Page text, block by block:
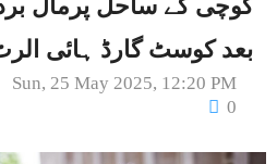
کوچی کے ساحل پرمال
بعد کوسٹ گارڈ ہائی
Sun, 25 May 2025, 12:20 PM
0